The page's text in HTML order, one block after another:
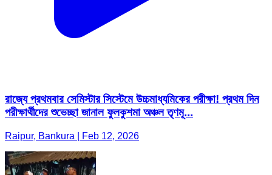
রাজ্যে প্রথমবার সেমিস্টার সিস্টেমে উচ্চমাধ্যমিকের পরীক্ষা! প্রথম দিন
পরীক্ষার্থীদের শুভেচ্ছা জানাল ফুলকুশমা অঞ্চল তৃণমূ...
Raipur, Bankura | Feb 12, 2026